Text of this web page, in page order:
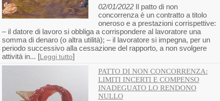
02/01/2022Il patto di non
concorrenza è un contratto a titolo
oneroso e a prestazioni corrispettive:
– il datore di lavoro si obbliga a corrispondere al lavoratore una
somma di denaro (o altra utilità); – il lavoratore si impegna, per un
periodo successivo alla cessazione del rapporto, a non svolgere
attività in... [Leggi tutto]
PATTO DI NON CONCORRENZA:
LIMITI INCERTI E COMPENSO
INADEGUATO LO RENDONO
NULLO